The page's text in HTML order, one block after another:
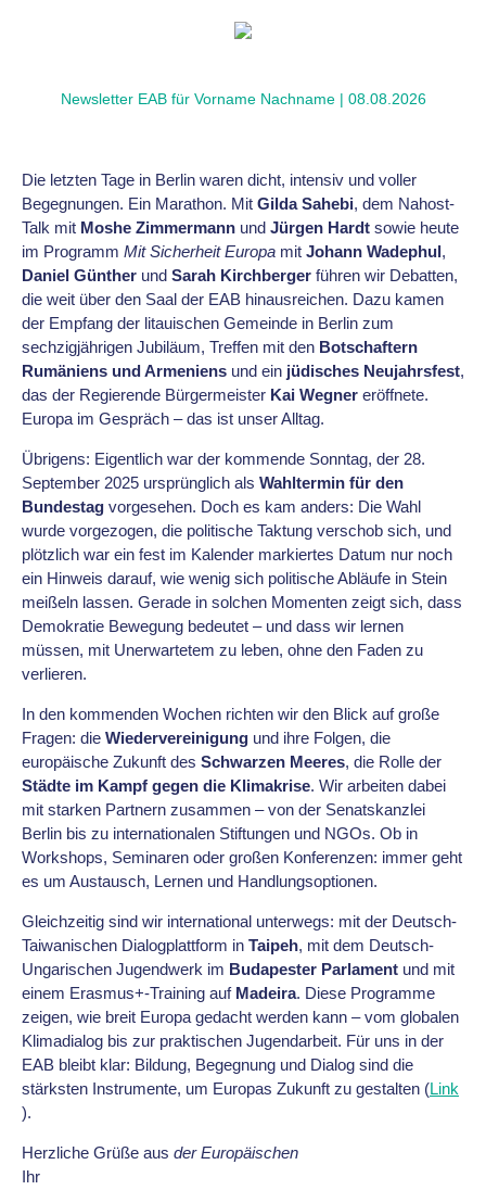
Newsletter EAB für Vorname Nachname | 08.08.2026
Die letzten Tage in Berlin waren dicht, intensiv und voller
Begegnungen. Ein Marathon. Mit Gilda Sahebi, dem Nahost-
Talk mit Moshe Zimmermann und Jürgen Hardt sowie heute
im Programm Mit Sicherheit Europa mit Johann Wadephul,
Daniel Günther und Sarah Kirchberger führen wir Debatten,
die weit über den Saal der EAB hinausreichen. Dazu kamen
der Empfang der litauischen Gemeinde in Berlin zum
sechzigjährigen Jubiläum, Treffen mit den Botschaftern
Rumäniens und Armeniens und ein jüdisches Neujahrsfest,
das der Regierende Bürgermeister Kai Wegner eröffnete.
Europa im Gespräch – das ist unser Alltag.
Übrigens: Eigentlich war der kommende Sonntag, der 28.
September 2025 ursprünglich als Wahltermin für den
Bundestag vorgesehen. Doch es kam anders: Die Wahl
wurde vorgezogen, die politische Taktung verschob sich, und
plötzlich war ein fest im Kalender markiertes Datum nur noch
ein Hinweis darauf, wie wenig sich politische Abläufe in Stein
meißeln lassen. Gerade in solchen Momenten zeigt sich, dass
Demokratie Bewegung bedeutet – und dass wir lernen
müssen, mit Unerwartetem zu leben, ohne den Faden zu
verlieren.
In den kommenden Wochen richten wir den Blick auf große
Fragen: die Wiedervereinigung und ihre Folgen, die
europäische Zukunft des Schwarzen Meeres, die Rolle der
Städte im Kampf gegen die Klimakrise. Wir arbeiten dabei
mit starken Partnern zusammen – von der Senatskanzlei
Berlin bis zu internationalen Stiftungen und NGOs. Ob in
Workshops, Seminaren oder großen Konferenzen: immer geht
es um Austausch, Lernen und Handlungsoptionen.
Gleichzeitig sind wir international unterwegs: mit der Deutsch-
Taiwanischen Dialogplattform in Taipeh, mit dem Deutsch-
Ungarischen Jugendwerk im Budapester Parlament und mit
einem Erasmus+-Training auf Madeira. Diese Programme
zeigen, wie breit Europa gedacht werden kann – vom globalen
Klimadialog bis zur praktischen Jugendarbeit. Für uns in der
EAB bleibt klar: Bildung, Begegnung und Dialog sind die
stärksten Instrumente, um Europas Zukunft zu gestalten (Link
).
Herzliche Grüße aus der Europäischen
Ihr